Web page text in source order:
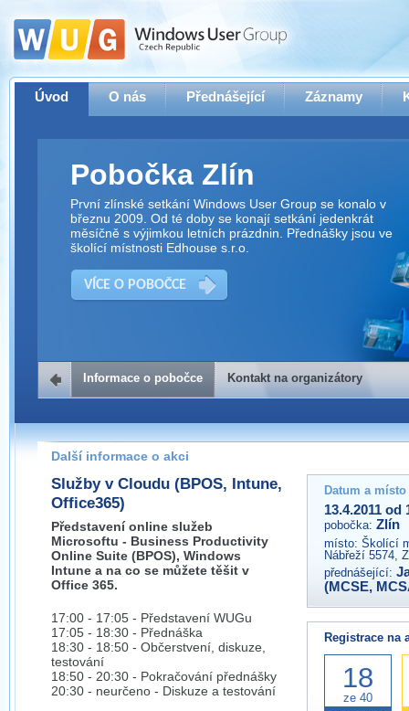
Úvod O nás Přednášející Záznamy
Pobočka Zlín
První zlínské setkání Windows User Group se konalo v
březnu 2009. Od té doby se konají setkání jedenkrát
měsíčně s výjimkou letních prázdnin. Přednášky jsou ve
školící místnosti Edhouse s.r.o.
VÍCE O POBOČCE
Kontakt na organizátory
Pokud máte jakýkoliv dotaz na organizátory této akce,
prosím neváhejte nás kontaktovat na e-mailu:
zlin@wug.cz
Informace o pobočce Kontakt na organizátory
Další informace o akci
Služby v Cloudu (BPOS, Intune,
Office365)
Představení online služeb
Microsoftu - Business Productivity
Online Suite (BPOS), Windows
Intune a na co se můžete těšit v
Office 365.
17:00 - 17:05 - Představení WUGu
17:05 - 18:30 - Přednáška
18:30 - 18:50 - Občerstvení, diskuze,
testování
18:50 - 20:30 - Pokračování přednášky
20:30 - neurčeno - Diskuze a testování
Datum a
13.4.2011 od
pobočka: Zlín
místo: Školící
Nábřeží 5574,
přednášející:
(MCSE,
Registrace na
18
ze 40